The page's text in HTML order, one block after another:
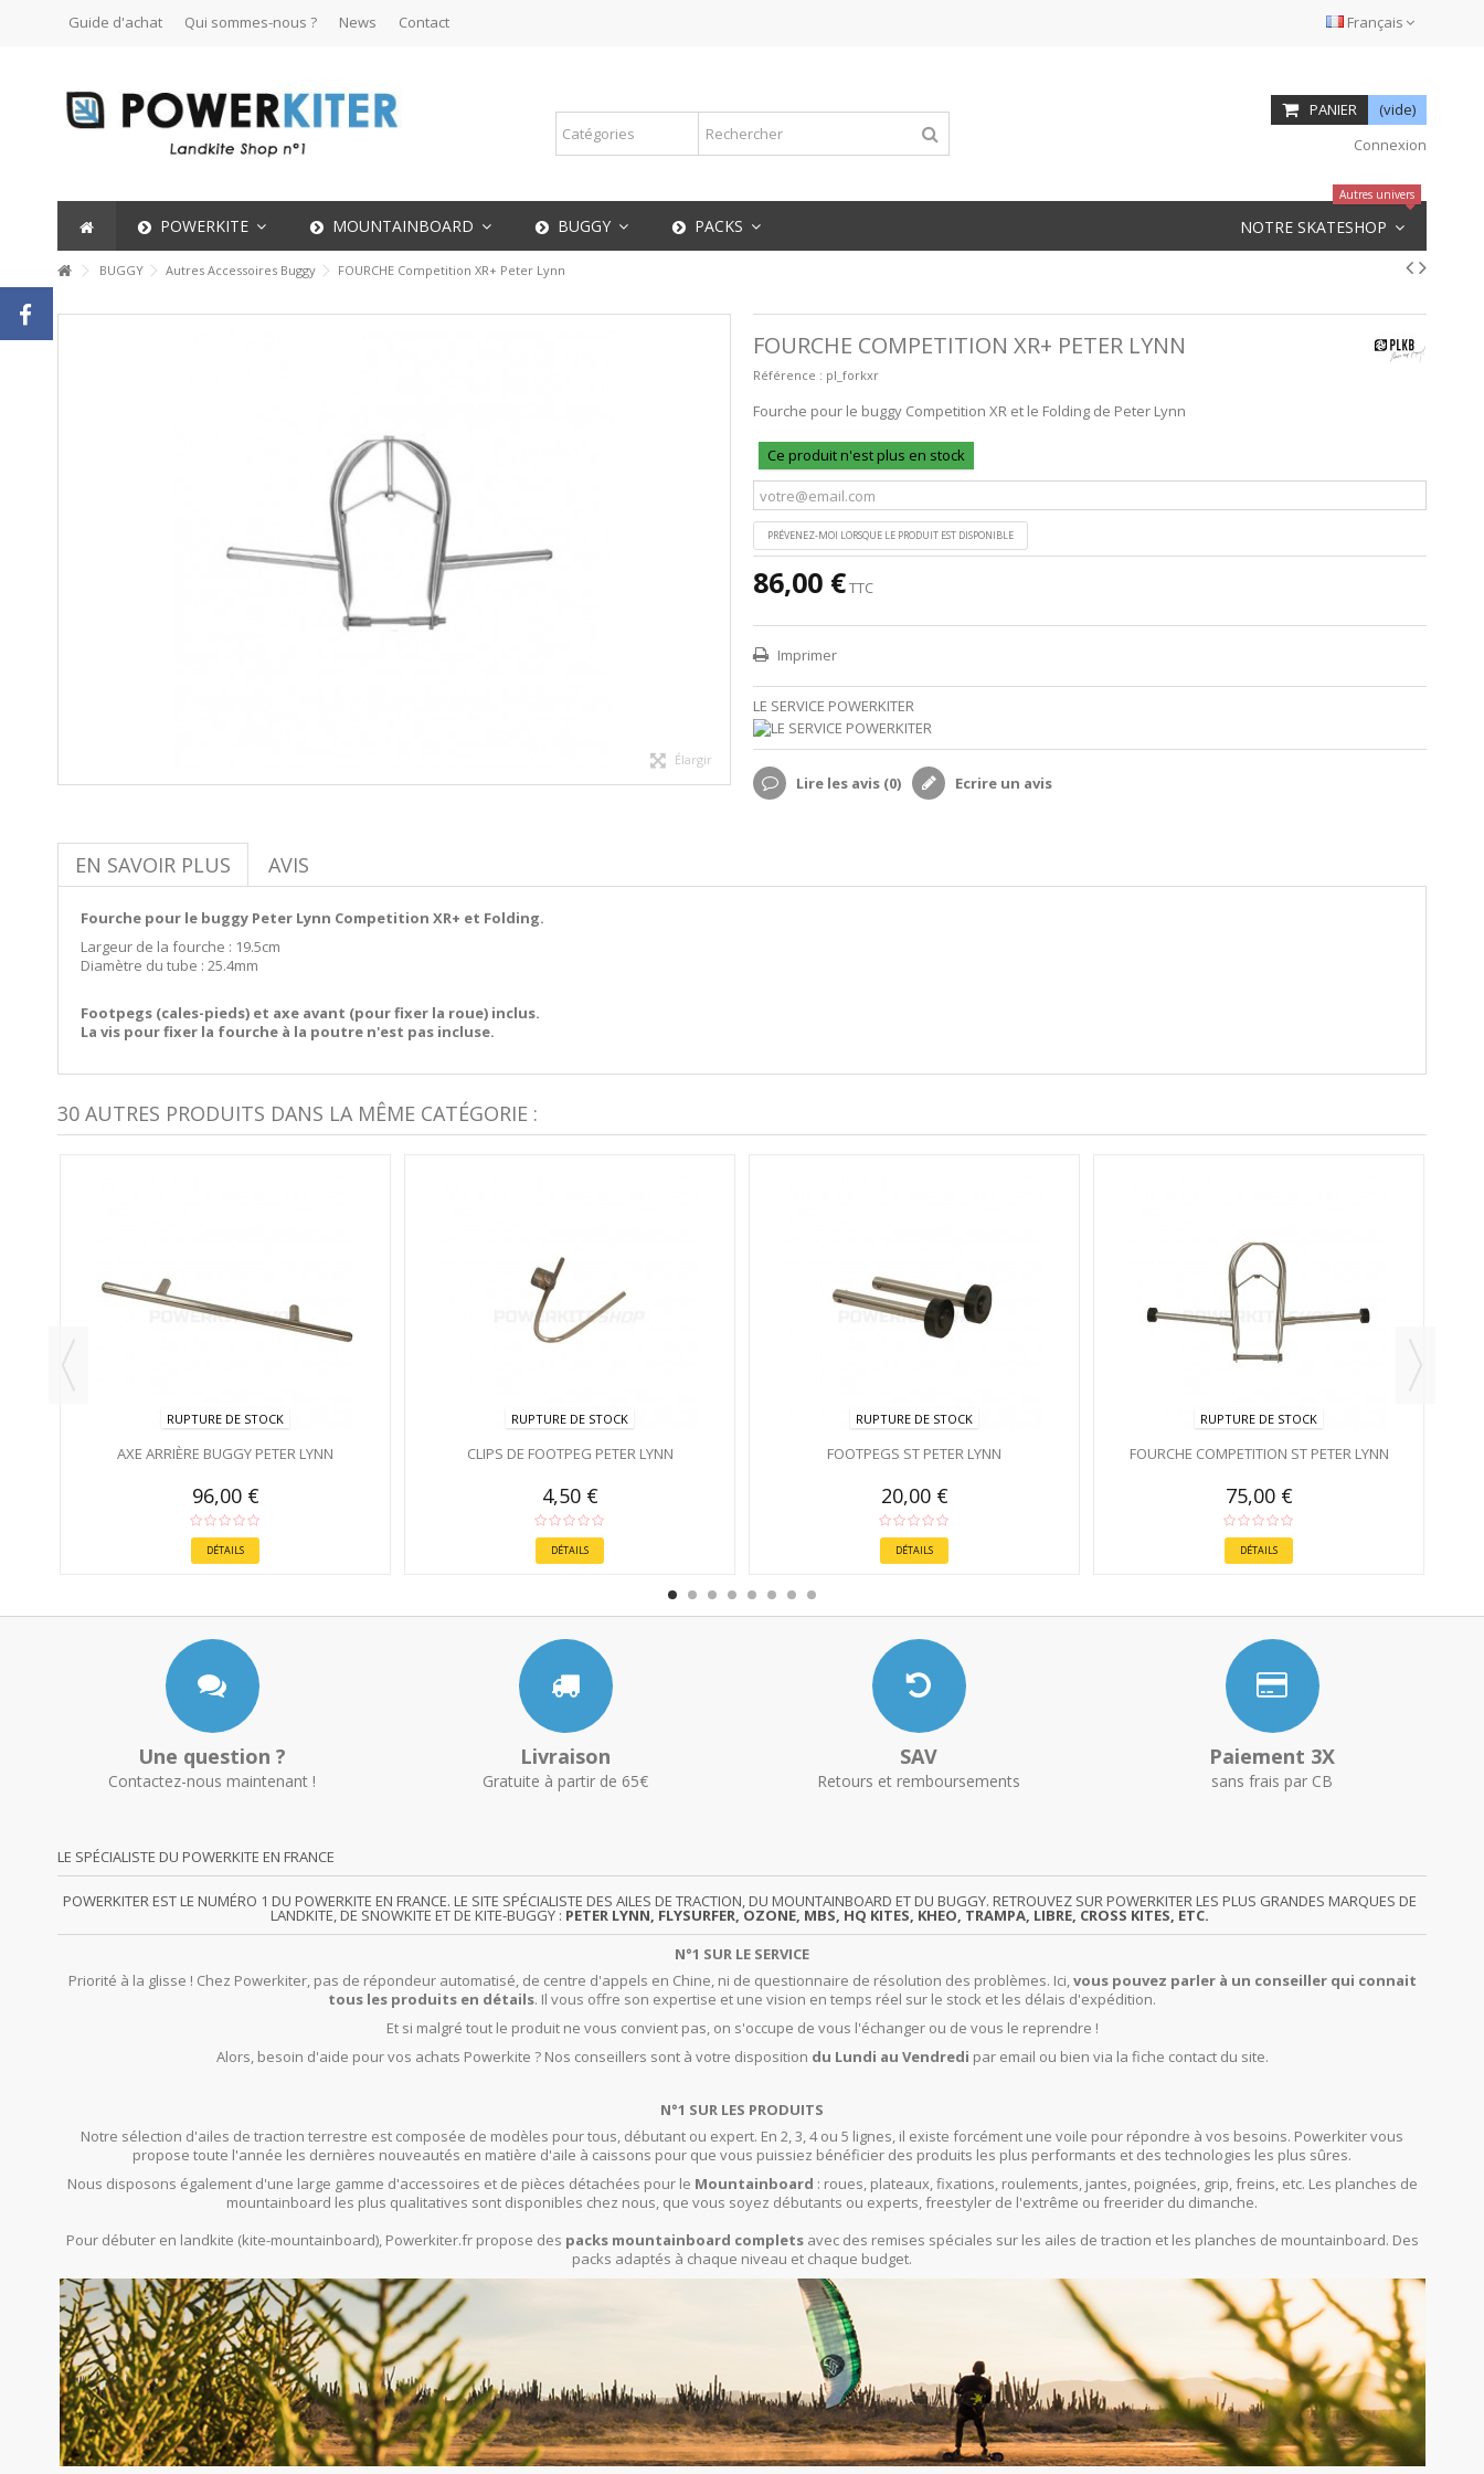
Français
Guide d'achat Qui sommes-nous ? News Contact
PANIER
(vide)
Connexion
POWERKITE MOUNTAINBOARD BUGGY PACKS NOTRE SKATESHOP
Autres univers
BUGGY Autres Accessoires Buggy FOURCHE Competition XR+ Peter Lynn
Élargir
FOURCHE COMPETITION XR+ PETER LYNN
Référence : pl_forkxr
Fourche pour le buggy Competition XR et le Folding de Peter Lynn
Ce produit n'est plus en stock
PRÉVENEZ-MOI LORSQUE LE PRODUIT EST DISPONIBLE
86,00 €TTC
Imprimer
LE SERVICE POWERKITER
Lire les avis (0) Ecrire un avis
EN SAVOIR PLUS AVIS
Fourche pour le buggy Peter Lynn Competition XR+ et Folding.
Largeur de la fourche : 19.5cm
Diamètre du tube : 25.4mm
Footpegs (cales-pieds) et axe avant (pour fixer la roue) inclus.
La vis pour fixer la fourche à la poutre n'est pas incluse.
30 AUTRES PRODUITS DANS LA MÊME CATÉGORIE :
RUPTURE DE STOCK
AXE ARRIÈRE BUGGY PETER LYNN
96,00 €
DÉTAILS
RUPTURE DE STOCK
CLIPS DE FOOTPEG PETER LYNN
4,50 €
DÉTAILS
RUPTURE DE STOCK
FOOTPEGS ST PETER LYNN
20,00 €
DÉTAILS
RUPTURE DE STOCK
FOURCHE COMPETITION ST PETER LYNN
75,00 €
DÉTAILS
Une question ?
Contactez-nous maintenant !
Livraison
Gratuite à partir de 65€
SAV
Retours et remboursements
Paiement 3X
sans frais par CB
LE SPÉCIALISTE DU POWERKITE EN FRANCE
POWERKITER EST LE NUMÉRO 1 DU POWERKITE EN FRANCE. LE SITE SPÉCIALISTE DES AILES DE TRACTION, DU MOUNTAINBOARD ET DU BUGGY. RETROUVEZ SUR POWERKITER LES PLUS GRANDES MARQUES DE
LANDKITE, DE SNOWKITE ET DE KITE-BUGGY : PETER LYNN, FLYSURFER, OZONE, MBS, HQ KITES, KHEO, TRAMPA, LIBRE, CROSS KITES, ETC.
N°1 SUR LE SERVICE
Priorité à la glisse ! Chez Powerkiter, pas de répondeur automatisé, de centre d'appels en Chine, ni de questionnaire de résolution des problèmes. Ici,vous pouvez parler à un conseiller qui connait
tous les produits en détails. Il vous offre son expertise et une vision en temps réel sur le stock et les délais d'expédition.
Et si malgré tout le produit ne vous convient pas, on s'occupe de vous l'échanger ou de vous le reprendre !
Alors, besoin d'aide pour vos achats Powerkite ? Nos conseillers sont à votre disposition du Lundi au Vendredi par email ou bien via la fiche contact du site.
N°1 SUR LES PRODUITS
Notre sélection d'ailes de traction terrestre est composée de modèles pour tous, débutant ou expert. En 2, 3, 4 ou 5 lignes, il existe forcément une voile pour répondre à vos besoins. Powerkiter vous
propose toute l'année les dernières nouveautés en matière d'aile à caissons pour que vous puissiez bénéficier des produits les plus performants et des technologies les plus sûres.
Nous disposons également d'une large gamme d'accessoires et de pièces détachées pour le Mountainboard : roues, plateaux, fixations, roulements, jantes, poignées, grip, freins, etc. Les planches de
mountainboard les plus qualitatives sont disponibles chez nous, que vous soyez débutants ou experts, freestyler de l'extrême ou freerider du dimanche.
Pour débuter en landkite (kite-mountainboard), Powerkiter.fr propose des packs mountainboard completsavec des remises spéciales sur les ailes de traction et les planches de mountainboard. Des
packs adaptés à chaque niveau et chaque budget.